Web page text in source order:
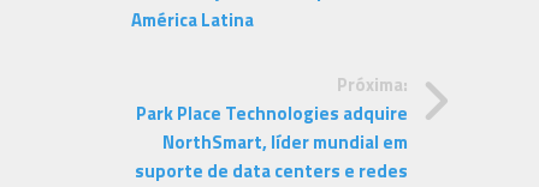
América Latina
Próxima:
Park Place Technologies adquire
NorthSmart, líder mundial em
suporte de data centers e redes